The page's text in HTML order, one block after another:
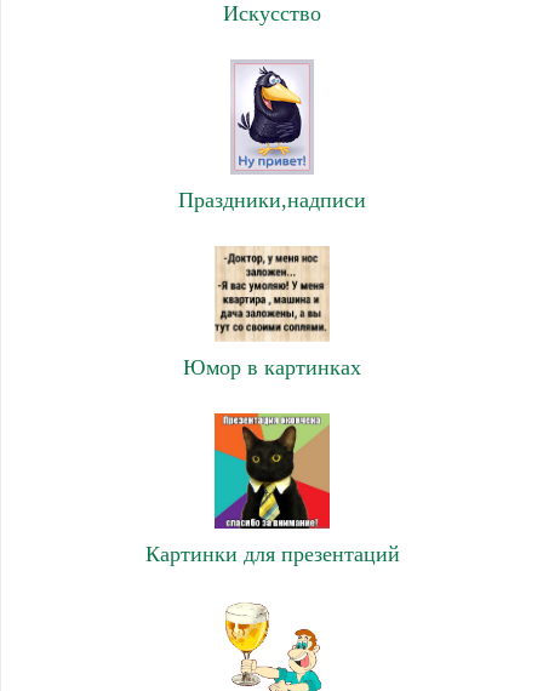
Искусство
Праздники,надписи
Юмор в картинках
Картинки для презентаций